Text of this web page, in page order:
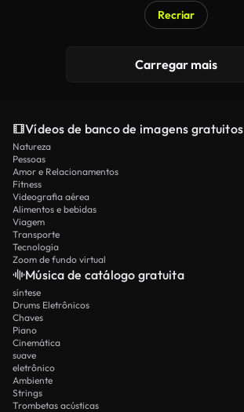
Recriar
Carregar mais
Vídeos de banco de imagens gratuitos
Natureza
Pessoas
Amor e Relacionamentos
Fitness
Videografia aérea
Alimentos e bebidas
Viagem
Transporte
Tecnologia
Zoom de fundo virtual
Música de catálogo gratuita
síntese
Drums Eletrônicos
Chaves
Piano
Cinemática
suave
eletrônico
Ambiente
Strings
Trombetas acústicas